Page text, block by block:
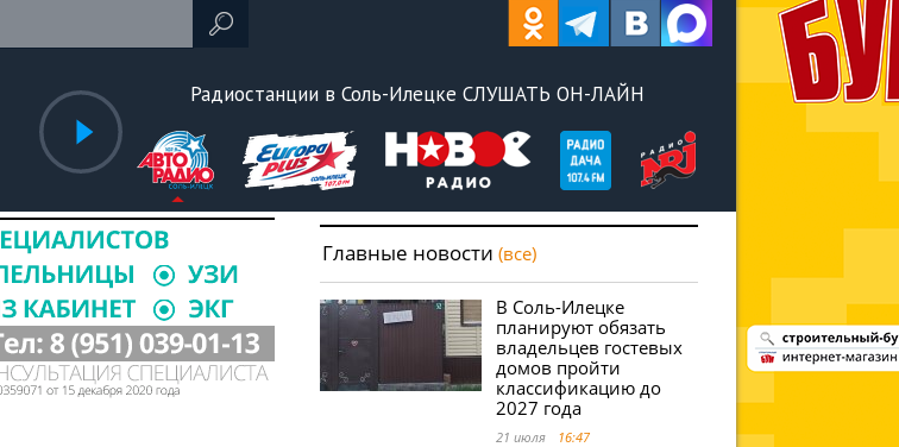
Радиостанции в Соль-Илецке СЛУШАТЬ ОН-ЛАЙН
Главные новости (все)
В Соль-Илецке
планируют обязать
владельцев гостевых
домов пройти
классификацию до
2027 года
21 июля 16:47